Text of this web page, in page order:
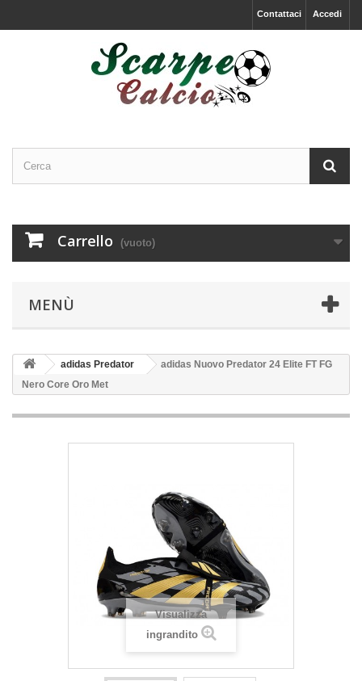
Accedi
Contattaci
Carrello (vuoto)
MENÙ
adidas Predator
adidas Nuovo Predator 24 Elite FT FG
Nero Core Oro Met
Visualizza
ingrandito